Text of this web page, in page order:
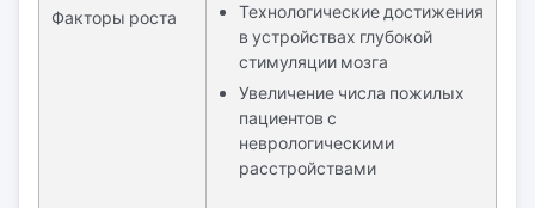
Факторы роста
Технологические достижения
в устройствах глубокой
стимуляции мозга
Увеличение числа пожилых
пациентов с
неврологическими
расстройствами